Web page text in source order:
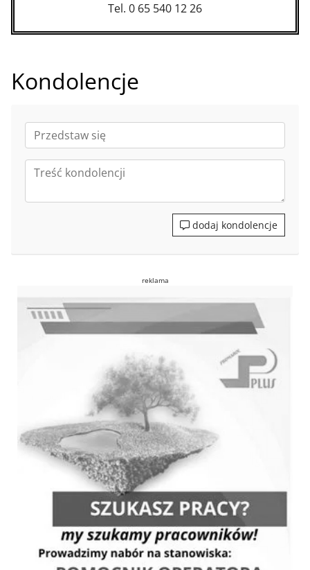
Tel. 0 65 540 12 26
Kondolencje
dodaj kondolencje
reklama